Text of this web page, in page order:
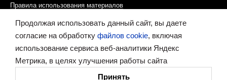
Правила использования материалов
Информационная политика использования «cookies»-файлов
Ресурс содержит материалы 16+
Продолжая использовать данный сайт, вы даете
согласие на обработку файлов cookie, включая
использование сервиса веб-аналитики Яндекс
Метрика, в целях улучшения работы сайта
Принять